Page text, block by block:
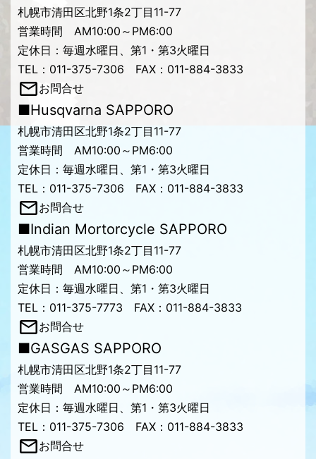
札幌市清田区北野1条2丁目11-77
営業時間 AM10:00～PM6:00
定休日：毎週水曜日、第1・第3火曜日
TEL：011-375-7306 FAX：011-884-3833
お問合せ
■Husqvarna SAPPORO
札幌市清田区北野1条2丁目11-77
営業時間 AM10:00～PM6:00
定休日：毎週水曜日、第1・第3火曜日
TEL：011-375-7306 FAX：011-884-3833
お問合せ
■Indian Mortorcycle SAPPORO
札幌市清田区北野1条2丁目11-77
営業時間 AM10:00～PM6:00
定休日：毎週水曜日、第1・第3火曜日
TEL：011-375-7773 FAX：011-884-3833
お問合せ
■GASGAS SAPPORO
札幌市清田区北野1条2丁目11-77
営業時間 AM10:00～PM6:00
定休日：毎週水曜日、第1・第3火曜日
TEL：011-375-7306 FAX：011-884-3833
お問合せ